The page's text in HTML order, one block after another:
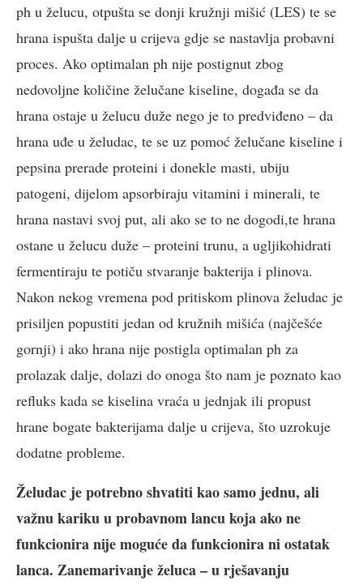
ph u želucu, otpušta se donji kružnji mišić (LES) te se
hrana ispušta dalje u crijeva gdje se nastavlja probavni
proces. Ako optimalan ph nije postignut zbog
nedovoljne količine želučane kiseline, događa se da
hrana ostaje u želucu duže nego je to predviđeno – da
hrana uđe u želudac, te se uz pomoć želučane kiseline i
pepsina prerade proteini i donekle masti, ubiju
patogeni, dijelom apsorbiraju vitamini i minerali, te
hrana nastavi svoj put, ali ako se to ne dogodi,te hrana
ostane u želucu duže – proteini trunu, a ugljikohidrati
fermentiraju te potiču stvaranje bakterija i plinova.
Nakon nekog vremena pod pritiskom plinova želudac je
prisiljen popustiti jedan od kružnih mišića (najčešće
gornji) i ako hrana nije postigla optimalan ph za
prolazak dalje, dolazi do onoga što nam je poznato kao
refluks kada se kiselina vraća u jednjak ili propust
hrane bogate bakterijama dalje u crijeva, što uzrokuje
dodatne probleme.
Želudac je potrebno shvatiti kao samo jednu, ali
važnu kariku u probavnom lancu koja ako ne
funkcionira nije moguće da funkcionira ni ostatak
lanca. Zanemarivanje želuca – u rješavanju